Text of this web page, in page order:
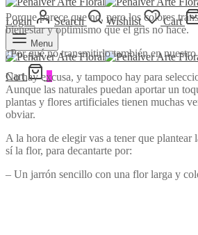
Login Search Wishlist Cart
Menu
Cart 0
Porque parece que no, pero los colores
bienestar y optimismo que el gris no hace.
¿Por qué no transmitirlo también en
No hay excusa, y tampoco hay para
Aunque las naturales puedan aportar un
plantas y flores artificiales tienen muchas
obviar.
A la hora de elegir vas a tener que plantear
sí la flor, para decantarte por:
– Un jarrón sencillo con una flor larga y